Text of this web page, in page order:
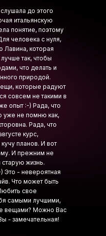
до этого
итальянскую
понятие, поэтому
человека с нуля,
Лавина, которая
так, чтобы
что делать и
природой.
которые радуют
совсем не такими в
опыт :-) Рада, что
уже не помню как,
Рада, что
курс,
планов. И вот
И прежним не
жизнь.
Это - невероятная
Что может быть
свое
самыми лучшими,
вещами? Можно Вас
- замечательная!